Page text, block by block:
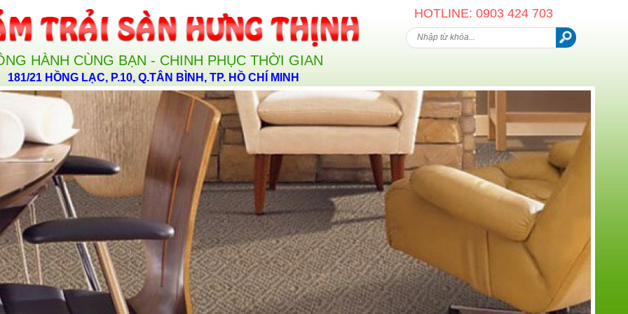
HÀNH CÙNG BẠN - CHINH PHỤC THỜI GIAN
181/21 HỒNG LẠC, P.10, Q.TÂN BÌNH, TP. HỒ CHÍ MINH
HOTLINE: 0903 424 703